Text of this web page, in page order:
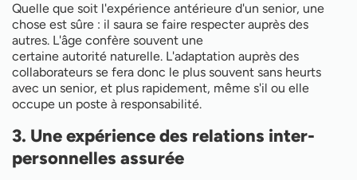
Quelle que soit l'expérience antérieure d'un senior, une
chose est sûre : il saura se faire respecter auprès des
autres. L'âge confère souvent une
certaine autorité naturelle. L'adaptation auprès des
collaborateurs se fera donc le plus souvent sans heurts
avec un senior, et plus rapidement, même s'il ou elle
occupe un poste à responsabilité.
3. Une expérience des relations inter-
personnelles assurée